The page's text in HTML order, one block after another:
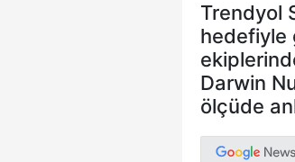
Trendyol
hedefiyle
Darwin
ölçüde